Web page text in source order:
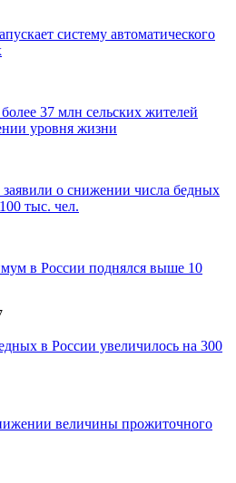
систему автоматического
37 млн сельских жителей
уровня жизни
о снижении числа бедных
тыс. чел.
в России поднялся выше 10
в России увеличилось на 300
величины прожиточного